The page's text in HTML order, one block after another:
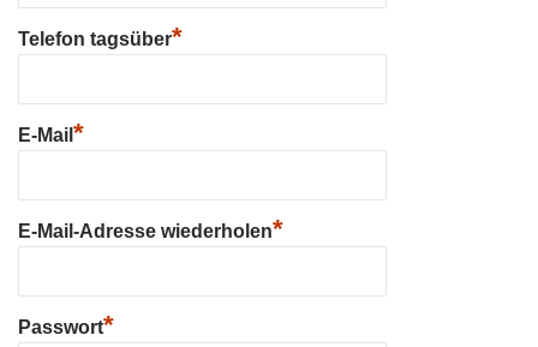
Telefon tagsüber*
E-Mail *
E-Mail-Adresse wiederholen*
Passwort*